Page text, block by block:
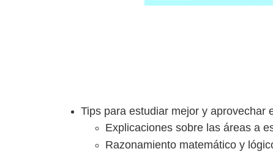
Tips para estudiar mejor y aprovechar
Explicaciones sobre las áreas a
Razonamiento matemático y